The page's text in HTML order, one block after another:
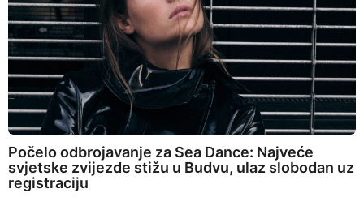
Počelo odbrojavanje za Sea Dance: Najveće
svjetske zvijezde stižu u Budvu, ulaz slobodan uz
registraciju